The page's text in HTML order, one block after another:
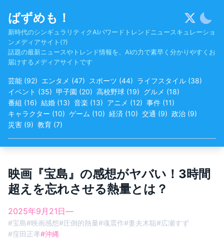
content
ばずめも！
新時代のシンギュラリティクAIパワードトレンドニュースキュレーショ
ンメディアサイト(?)
話題の最新ニュースやトレンド情報を、AIの力で素早く分かりやすくお
届けするメディアサイトです
芸能 (92) エンタメ (47) スポーツ (44) ライフスタイル (38)
イベント (35) 甲子園 (20) 高校野球 (19) グルメ (18)
番組 (16) 結婚 (13) 音楽 (13) アニメ (12) 事件 (11)
キャラクター (10) ゲーム (10) 経済 (10) 交通 (9) 政治 (9)
災害 (9) 教育 (7)
映画『宝島』の感想がヤバい！3時間
超えを忘れさせる熱量とは？
2025年9月21日—
#宝島#映画感想#圧倒的熱量#魂震作#妻夫木聡#広瀬すず
#窪田正孝#沖縄